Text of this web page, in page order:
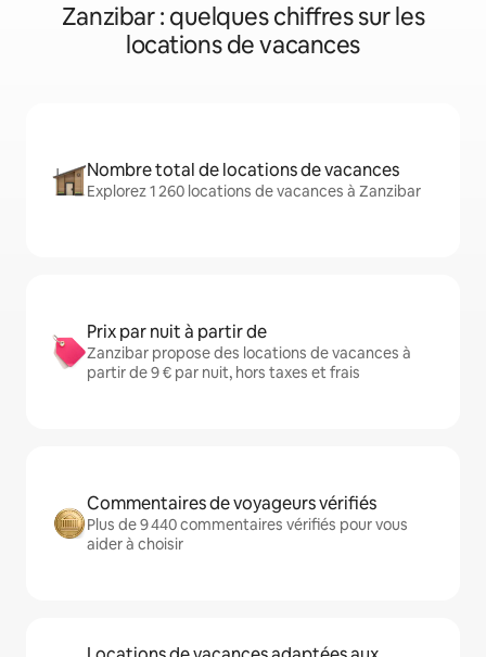
Zanzibar : quelques chiffres sur les
locations de vacances
Nombre total de locations de vacances
Explorez 1 260 locations de vacances à Zanzibar
Prix par nuit à partir de
Zanzibar propose des locations de vacances à
partir de 9 € par nuit, hors taxes et frais
Commentaires de voyageurs vérifiés
Plus de 9 440 commentaires vérifiés pour vous
aider à choisir